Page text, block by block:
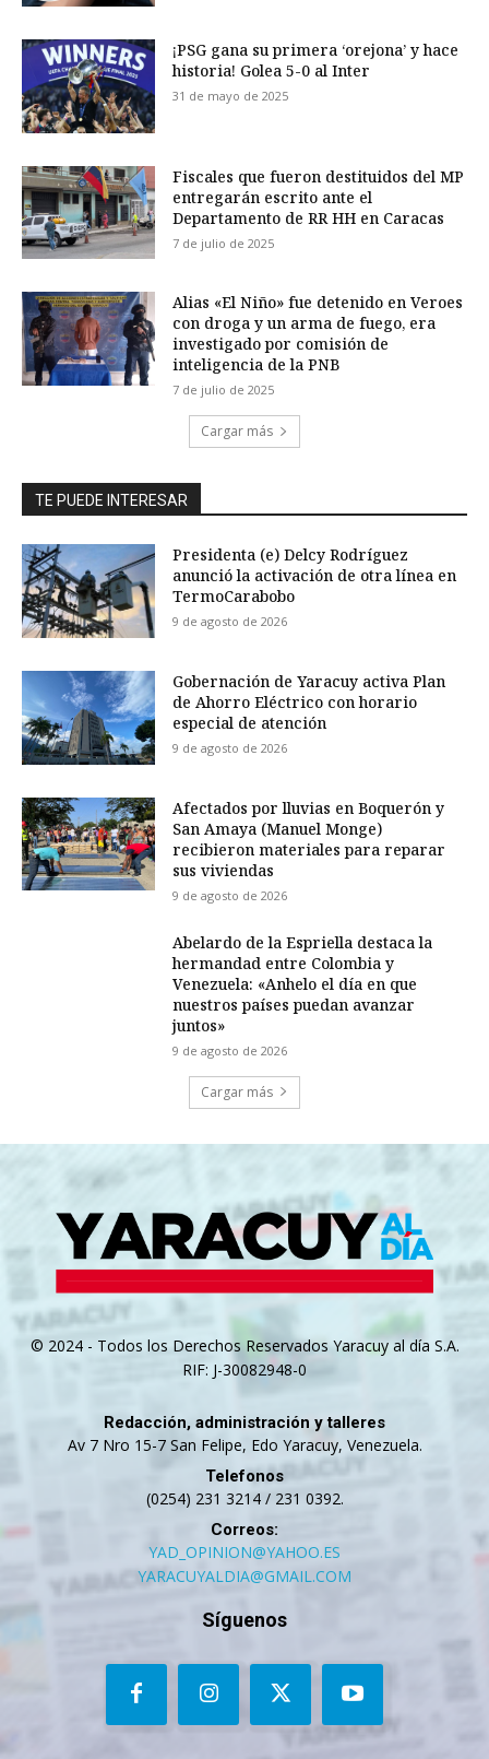
¡PSG gana su primera ‘orejona’ y hace
historia! Golea 5-0 al Inter
31 de mayo de 2025
Fiscales que fueron destituidos del MP
entregarán escrito ante el
Departamento de RR HH en Caracas
7 de julio de 2025
Alias «El Niño» fue detenido en Veroes
con droga y un arma de fuego, era
investigado por comisión de
inteligencia de la PNB
7 de julio de 2025
Cargar más
TE PUEDE INTERESAR
Presidenta (e) Delcy Rodríguez
anunció la activación de otra línea en
TermoCarabobo
9 de agosto de 2026
Gobernación de Yaracuy activa Plan
de Ahorro Eléctrico con horario
especial de atención
9 de agosto de 2026
Afectados por lluvias en Boquerón y
San Amaya (Manuel Monge)
recibieron materiales para reparar
sus viviendas
9 de agosto de 2026
Abelardo de la Espriella destaca la
hermandad entre Colombia y
Venezuela: «Anhelo el día en que
nuestros países puedan avanzar
juntos»
9 de agosto de 2026
Cargar más
© 2024 - Todos los Derechos Reservados Yaracuy al día S.A.
RIF: J-30082948-0
Redacción, administración y talleres
Av 7 Nro 15-7 San Felipe, Edo Yaracuy, Venezuela.
Telefonos
(0254) 231 3214 / 231 0392.
Correos:
YAD_OPINION@YAHOO.ES
YARACUYALDIA@GMAIL.COM
Síguenos